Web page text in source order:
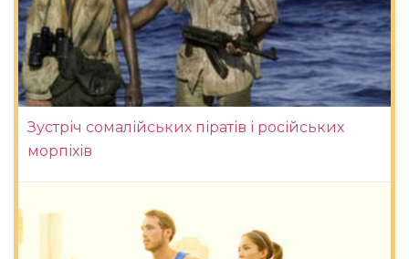
Зустріч сомалійських піратів і російських
морпіхів